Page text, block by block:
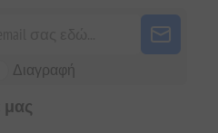
Διαγραφή
μας